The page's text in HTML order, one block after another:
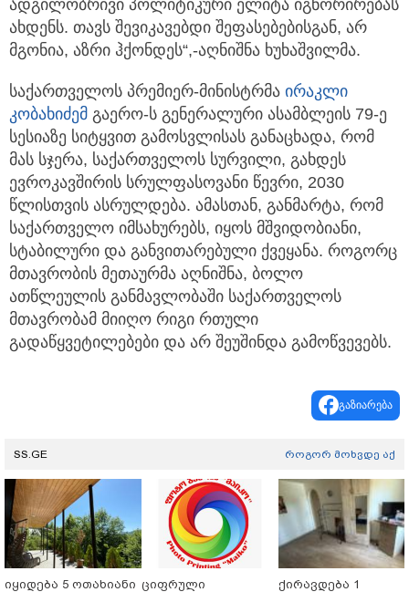
ადგილობრივი პოლიტიკური ელიტა იგნორირებას
ახდენს. თავს შევიკავებდი შეფასებებისგან, არ
მგონია, აზრი ჰქონდეს“,-აღნიშნა ხუხაშვილმა.
საქართველოს პრემიერ-მინისტრმა ირაკლი
კობახიძემ გაერო-ს გენერალური ასამბლეის 79-ე
სესიაზე სიტყვით გამოსვლისას განაცხადა, რომ
მას სჯერა, საქართველოს სურვილი, გახდეს
ევროკავშირის სრულფასოვანი წევრი, 2030
წლისთვის ასრულდება. ამასთან, განმარტა, რომ
საქართველო იმსახურებს, იყოს მშვიდობიანი,
სტაბილური და განვითარებული ქვეყანა. როგორც
მთავრობის მეთაურმა აღნიშნა, ბოლო
ათწლეულის განმავლობაში საქართველოს
მთავრობამ მიიღო რიგი რთული
გადაწყვეტილებები და არ შეუშინდა გამოწვევებს.
გაზიარება
SS.GE როგორ მოხვდე აქ
იყიდება 5 ოთახიანი ციფრული
ქირავდება 1